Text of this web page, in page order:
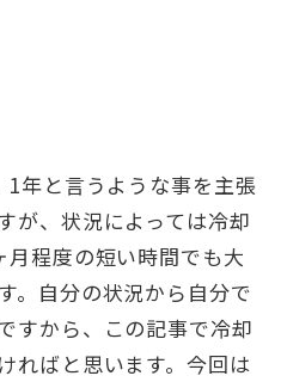
年と言うような事を主張
が、状況によっては冷却
程度の短い時間でも大
。自分の状況から自分で
すから、この記事で冷却
ればと思います。今回は